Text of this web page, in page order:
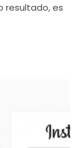
resultado, es